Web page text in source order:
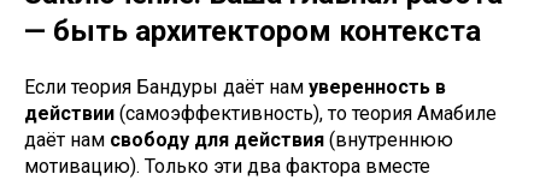
— быть архитектором контекста
Если теория Бандуры даёт нам уверенность в
действии (самоэффективность), то теория Амабиле
даёт нам свободу для действия (внутреннюю
мотивацию). Только эти два фактора вместе